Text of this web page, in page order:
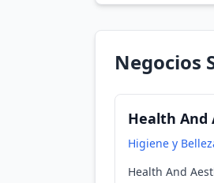
Negocios
Health And
Higiene y
Health And